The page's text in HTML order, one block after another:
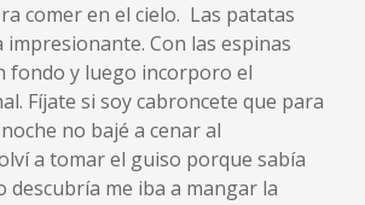
comer en el cielo. Las patatas
impresionante. Con las espinas
fondo y luego incorporo el
Fíjate si soy cabroncete que para
no bajé a cenar al
a tomar el guiso porque sabía
descubría me iba a mangar la